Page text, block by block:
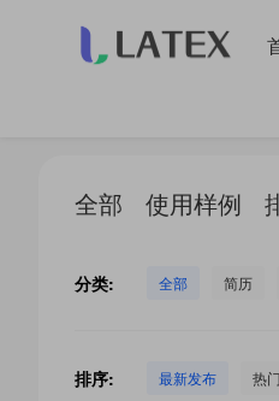
全部 使用样例
分类: 全部 简历
排序: 最新发布 热